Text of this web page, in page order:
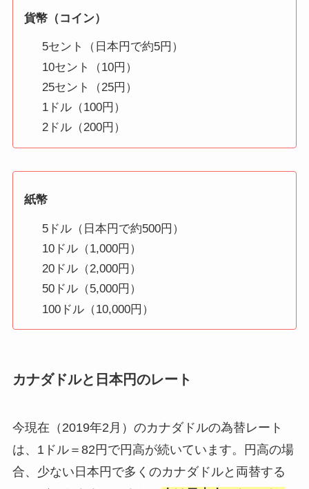
貨幣（コイン）
5セント（日本円で約5円）
10セント（10円）
25セント（25円）
1ドル（100円）
2ドル（200円）
紙幣
5ドル（日本円で約500円）
10ドル（1,000円）
20ドル（2,000円）
50ドル（5,000円）
100ドル（10,000円）
カナダドルと日本円のレート
今現在（2019年2月）のカナダドルの為替レート
は、1ドル＝82円で円高が続いています。円高の場
合、少ない日本円で多くのカナダドルと両替する